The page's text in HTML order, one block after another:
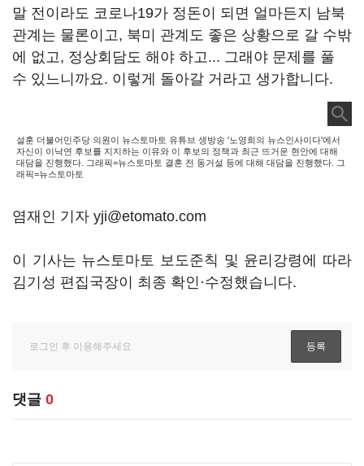
말 전이라도 코로나19가 정돈이 되면 얼마든지 남북
관계는 물론이고, 북미 관계도 좋은 상황으로 갈 수밖
에 없고, 정상회담도 해야 하고... 그래야 문제를 풀
수 있느니까요. 이렇게 돌아갈 거라고 생가합니다.
설훈 더불어민주당 의원이 뉴스토마토 유튜브 생방송 '노영희의 뉴스인사이다'에서
자신이 이낙연 후보를 지지하는 이유와 이 후보의 정책과 최근 뜨거운 현안에 대해
대담을 진행했다. 그래픽=뉴스토마토 결혼 전 동거설 등에 대해 대담을 진행했다. 그
래픽=뉴스토마토
염재인 기자 yji@etomato.com
이 기사는 뉴스토마토 보도준칙 및 윤리강령에 따라
김기성 편집국장이 최종 확인·수정했습니다.
댓글 0